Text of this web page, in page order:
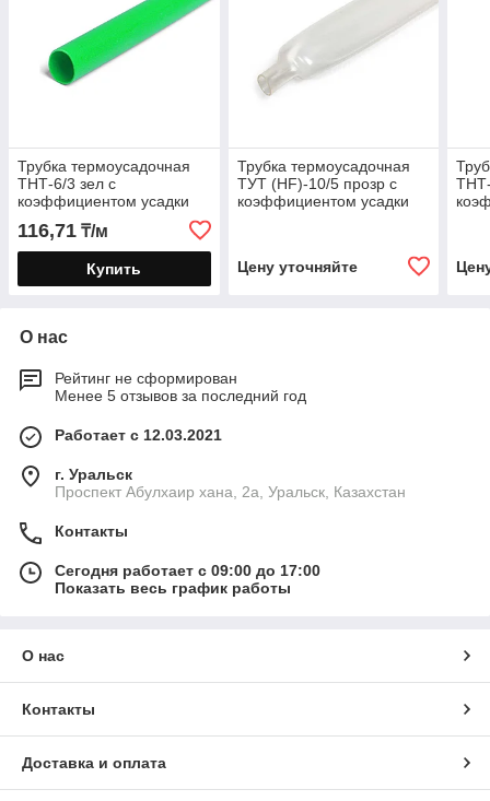
Трубка термоусадочная
ТНТ-6/3 зел с
коэффициентом усадки
2:1 в метровой нарезке
116,71 ₸/м
Купить
Трубка термоусадочная
ТУТ (HF)-10/5 прозр с
коэффициентом усадки
Цену уточняйте
О нас
Рейтинг не сформирован
Менее 5 отзывов за последний год
Работает с 12.03.2021
г. Уральск
Проспект Абулхаир хана, 2а, Уральск, Казахстан
Контакты
Сегодня работает с 09:00 до 17:00
Показать весь график работы
О нас
Контакты
Доставка и оплата